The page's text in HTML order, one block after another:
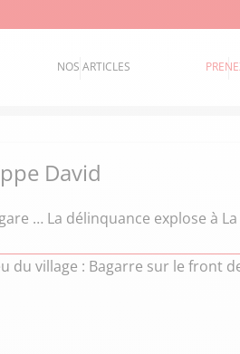
NOS ARTICLES
David
… La délinquance explose à La
du village : Bagarre sur le front